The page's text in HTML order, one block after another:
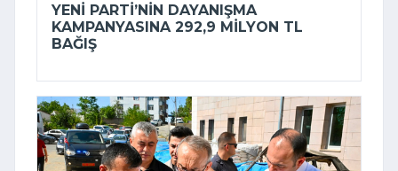
YENI PARTI’NIN DAYANIŞMA
KAMPANYASINA 292,9 MILYON TL
BAĞIŞ